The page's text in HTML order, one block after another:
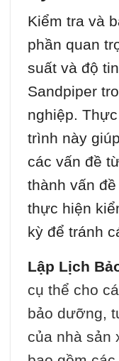
Kiểm tra và
phần quan
suất và độ
Sandpiper
nghiệp.
trình này
các vấn đề
thành vấn
thực hiện
kỳ để tránh
Lập Lịch
cụ thể cho
bảo dưỡng,
của nhà sản